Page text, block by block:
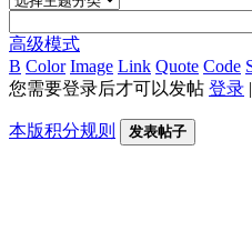
高级模式
B Color Image Link Quote Code
您需要登录后才可以发帖 登录 |
本版积分规则 发表帖子